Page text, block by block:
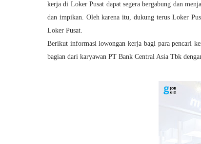
kerja di Loker Pusat dapat segera bergabung dan
dan impikan. Oleh karena itu, dukung terus Loker
Loker Pusat.
Berikut informasi lowongan kerja bagi para pencari
bagian dari karyawan PT Bank Central Asia Tbk